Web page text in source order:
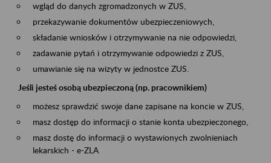
wgląd do danych zgromadzonych w ZUS,
przekazywanie dokumentów ubezpieczeniowych,
składanie wniosków i otrzymywanie na nie odpowiedzi,
zadawanie pytań i otrzymywanie odpowiedzi z ZUS,
umawianie się na wizyty w jednostce ZUS.
Jeśli jesteś osobą ubezpieczoną (np. pracownikiem)
możesz sprawdzić swoje dane zapisane na koncie w ZUS,
masz dostęp do informacji o stanie konta ubezpieczonego,
masz dostę do informacji o wystawionych zwolnieniach
lekarskich - e-ZLA